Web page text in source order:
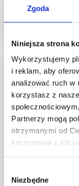
Zgoda
Niniejsza strona
Wykorzystujemy
i reklam, aby
analizować ruch w
korzystasz z
Partnerzy mogą
otrzymanymi od
korzystania z ich
zgody
Niezbędne